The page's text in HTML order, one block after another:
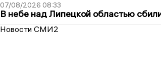
07/08/2026 08:33
В небе над Липецкой областью
Новости СМИ2